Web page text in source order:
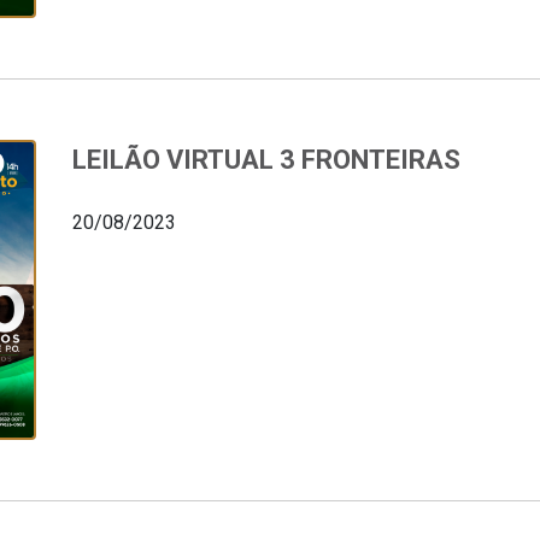
LEILÃO VIRTUAL 3 FRONTEIRAS
20/08/2023